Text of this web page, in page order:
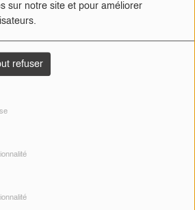
sur notre site et pour améliorer
refuser